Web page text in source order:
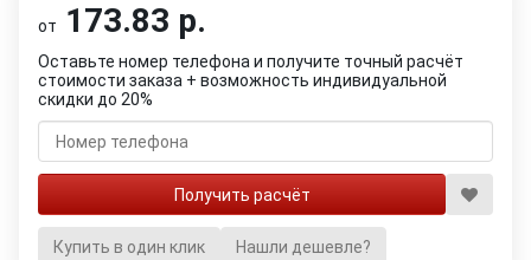
от 173.83 р.
Оставьте номер телефона и получите точный расчёт
стоимости заказа + возможность индивидуальной
скидки до 20%
Купить в один клик Нашли дешевле?